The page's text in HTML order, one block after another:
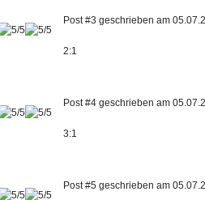
Post #3 geschrieben am
2:1
Post #4 geschrieben am
3:1
Post #5 geschrieben am